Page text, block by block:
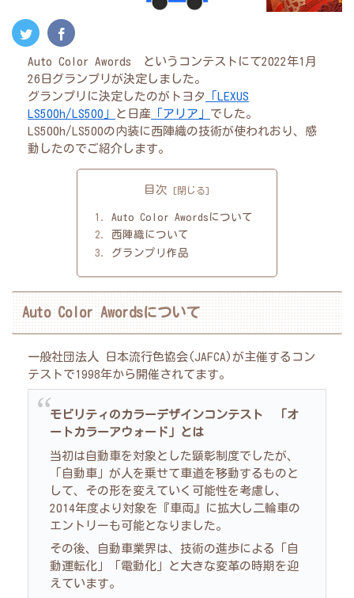
Auto Color Awords というコンテストにて2022年1月
26日グランプリが決定しました。
グランプリに決定したのがトヨタ
「LEXUS
LS500h/LS500」
と日産 「アリア」 でした。
LS500h/LS500の内装に西陣織の技術が使われおり、感
動したのでご紹介します。
目次
Auto Color Awordsについて
西陣織について
グランプリ作品
Auto Color Awordsについて
一般社団法人 日本流行色協会(JAFCA)が主催するコン
テストで1998年から開催されてます。
モビリティのカラーデザインコンテスト
「オ
ートカラーアウォード」とは
当初は自動車を対象とした顕彰制度でしたが、
「自動車」が人を乗せて車道を移動するものと
して、その形を変えていく可能性を考慮し、
2014年度より対象を『車両』に拡大し二輪車の
エントリーも可能となりました。
その後、自動車業界は、技術の進歩による「自
動運転化」「電動化」と大きな変革の時期を迎
えています。